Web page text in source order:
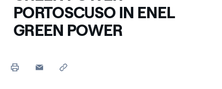
PORTOSCUSO IN ENEL
GREEN POWER